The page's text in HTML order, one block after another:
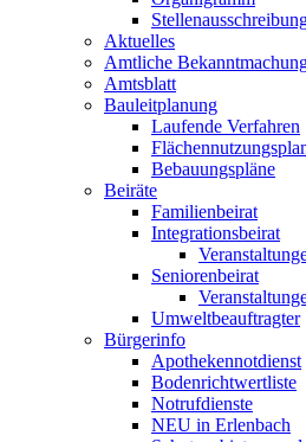
Aktuelles
Amtliche
Amtsblatt
Bauleitplanung
Laufende Verfahren
Bebauungspläne
Beiräte
Familienbeirat
Integrationsbeirat
Seniorenbeirat
Umweltbeauftragter
Bürgerinfo
Apothekennotdienst
Bodenrichtwertliste
Notrufdienste
NEU in Erlenbach